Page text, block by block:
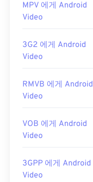
MPV 에게 Android
Video
3G2 에게 Android
Video
RMVB 에게 Android
Video
VOB 에게 Android
Video
3GPP 에게 Android
Video